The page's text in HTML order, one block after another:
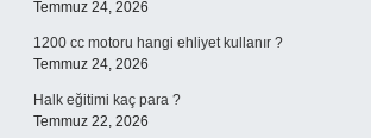
Temmuz 24, 2026
1200 cc motoru hangi ehliyet kullanır ?
Temmuz 24, 2026
Halk eğitimi kaç para ?
Temmuz 22, 2026